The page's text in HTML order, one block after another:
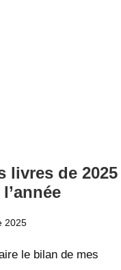
livres de 2025
2025
le bilan de mes